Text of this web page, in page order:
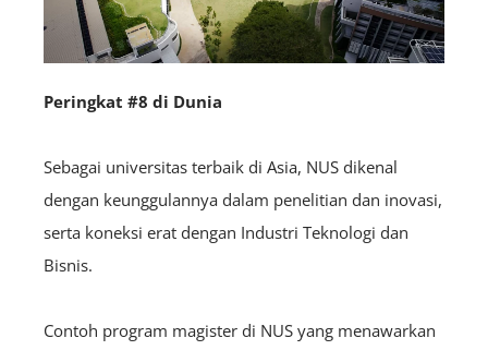
Peringkat #8 di Dunia
Sebagai universitas terbaik di Asia, NUS dikenal
dengan keunggulannya dalam penelitian dan inovasi,
serta koneksi erat dengan Industri Teknologi dan
Bisnis.
Contoh program magister di NUS yang menawarkan